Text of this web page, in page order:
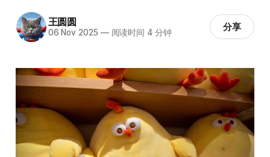
王圆圆
06 Nov 2025 —阅读时间 4 分钟 分享